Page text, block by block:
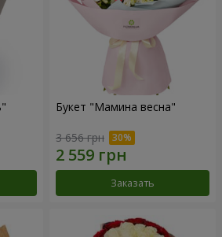
Букет "Мамина весна"
3 656 грн
Заказать